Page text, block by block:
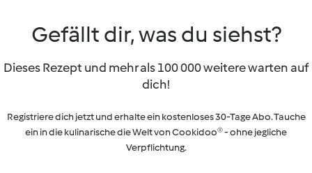
Gefällt dir, was du siehst?
Dieses Rezept und mehr als 100 000 weitere warten auf
dich!
Registriere dich jetzt und erhalte ein kostenloses 30-Tage Abo. Tauche
ein in die kulinarische die Welt von Cookidoo® - ohne jegliche
Verpflichtung.